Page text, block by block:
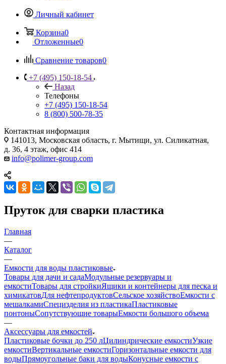
Личный кабинет
Корзина0
Отложенные0
Сравнение товаров0
+7 (495) 150-18-54
Назад
Телефоны
+7 (495) 150-18-54
8 (800) 500-78-35
Контактная информация
141013, Московская область, г. Мытищи, ул. Силикатная,
д. 36, 4 этаж, офис 414
info@polimer-group.com
Пруток для сварки пластика
Главная
—
Каталог
—
Емкости для воды пластиковые
Товары для дачи и садаМодульные резервуары и
емкостиТовары для стройкиЯщики и контейнеры для песка и
химикатовДля нефтепродуктовСельское хозяйствоЕмкости с
мешалкамиСпецизделия из пластикаПластиковые
понтоныСопутствующие товарыЕмкости большого объема
—
Аксессуары для емкостей
Пластиковые бочки до 250 лЦилиндрические емкостиУзкие
емкостиВертикальные емкостиГоризонтальные емкости для
водыПрямоугольные баки для водыКонусные емкости с